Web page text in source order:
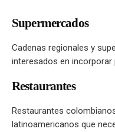
Supermercados
Cadenas regionales y
interesados en
Restaurantes
Restaurantes
latinoamericanos que